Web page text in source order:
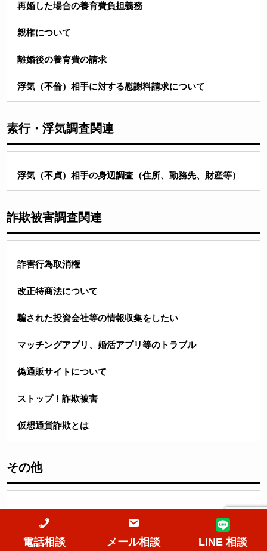
再婚した場合の養育費負担義務
親権について
離婚後の養育費の請求
浮気（不倫）相手に対する慰謝料請求について
素行・浮気調査関連
浮気（不貞）相手の身辺調査（住所、勤務先、財産等）
詐欺被害調査関連
詐害行為取消権
改正特商法について
騙された投資会社等の情報収集をしたい
マッチングアプリ、婚活アプリ等のトラブル
偽通販サイトについて
ストップ！詐欺被害
仮想通貨詐欺とは
その他
契約の解除
電話相談 メール相談 LINE 相談